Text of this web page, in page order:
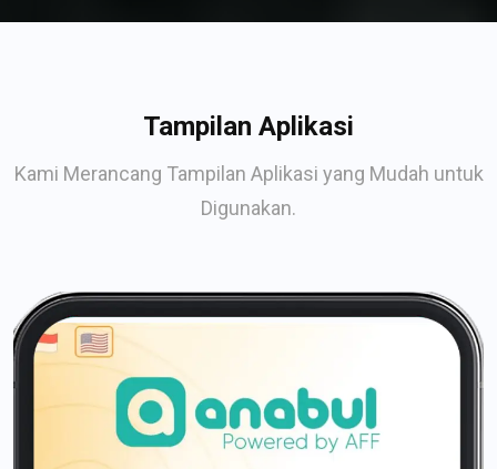
Tampilan Aplikasi
Kami Merancang Tampilan Aplikasi yang Mudah untuk
Digunakan.